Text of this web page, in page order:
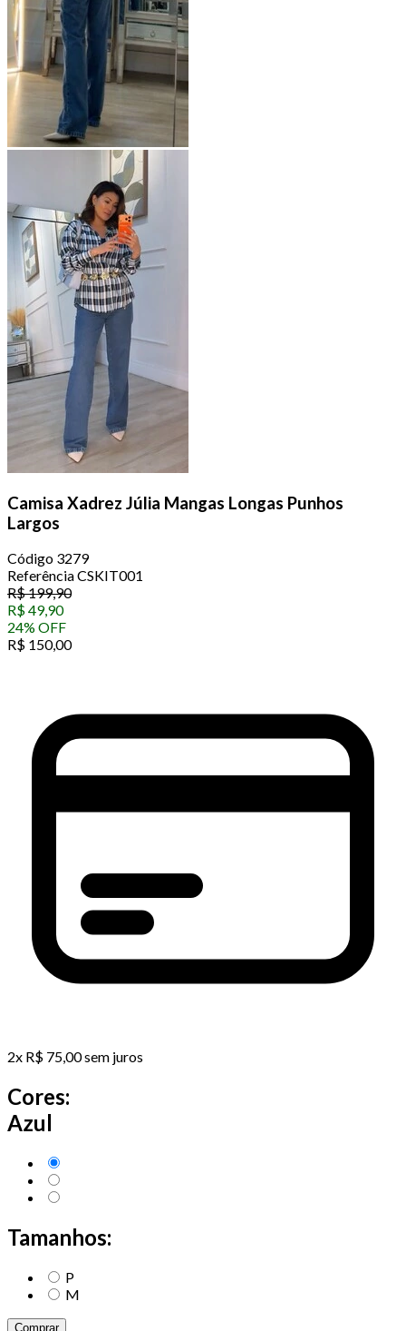
Camisa Xadrez Júlia Mangas Longas Punhos
Largos
Código 3279
ReferênciaCSKIT001
R$199,90
R$49,90
24% OFF
R$ 150,00
2x R$ 75,00sem juros
Cores:
Azul
Tamanhos:
P
M
Comprar